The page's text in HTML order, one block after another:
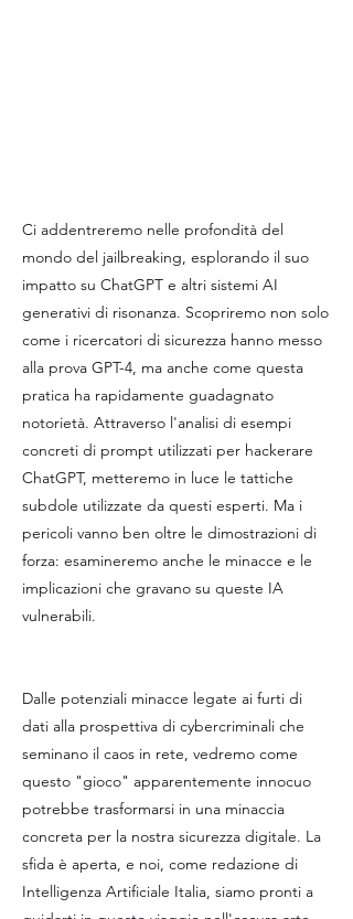
Ci addentreremo nelle profondità del
mondo del jailbreaking, esplorando il suo
impatto su ChatGPT e altri sistemi AI
generativi di risonanza. Scopriremo non solo
come i ricercatori di sicurezza hanno messo
alla prova GPT-4, ma anche come questa
pratica ha rapidamente guadagnato
notorietà. Attraverso l'analisi di esempi
concreti di prompt utilizzati per hackerare
ChatGPT, metteremo in luce le tattiche
subdole utilizzate da questi esperti. Ma i
pericoli vanno ben oltre le dimostrazioni di
forza: esamineremo anche le minacce e le
implicazioni che gravano su queste IA
vulnerabili.
Dalle potenziali minacce legate ai furti di
dati alla prospettiva di cybercriminali che
seminano il caos in rete, vedremo come
questo "gioco" apparentemente innocuo
potrebbe trasformarsi in una minaccia
concreta per la nostra sicurezza digitale. La
sfida è aperta, e noi, come redazione di
Intelligenza Artificiale Italia, siamo pronti a